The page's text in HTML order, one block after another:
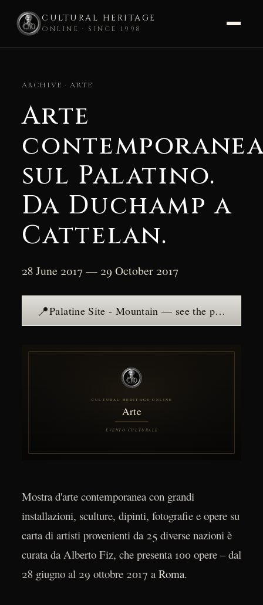
CULTURAL HERITAGE
ONLINE · SINCE 1998
contentARCHIVE · ARTE
Arte
sul Palatino.
Da Duchamp a
Cattelan.
28 June 2017 — 29 October 2017
📍 Palatine Site - Mountain — see the place →
Mostra d'arte contemporanea con grandi
installazioni, sculture, dipinti, fotografie e opere su
carta di artisti provenienti da 25 diverse nazioni è
curata da Alberto Fiz, che presenta 100 opere – dal
28 giugno al 29 ottobre 2017 a Roma.